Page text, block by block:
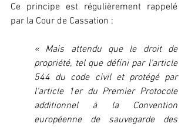
Ce principe est régulièrement rappelé
par la Cour de Cassation :
« Mais attendu que le droit de
propriété, tel que défini par l'article
544 du code civil et protégé par
l'article 1er du Premier Protocole
additionnel à la Convention
européenne de sauvegarde des